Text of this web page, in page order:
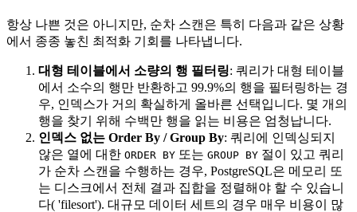
항상 나쁜 것은 아니지만, 순차 스캔은 특히 다음과 같은 상황
에서 종종 놓친 최적화 기회를 나타냅니다.
대형 테이블에서 소량의 행 필터링: 쿼리가 대형 테이블
에서 소수의 행만 반환하고 99.9%의 행을 필터링하는 경
우, 인덱스가 거의 확실하게 올바른 선택입니다. 몇 개의
행을 찾기 위해 수백만 행을 읽는 비용은 엄청납니다.
인덱스 없는 Order By / Group By: 쿼리에 인덱싱되지
않은 열에 대한 ORDER BY 또는 GROUP BY 절이 있고 쿼리
가 순차 스캔을 수행하는 경우, PostgreSQL은 메모리 또
는 디스크에서 전체 결과 집합을 정렬해야 할 수 있습니
다( 'filesort'). 대규모 데이터 세트의 경우 매우 비용이 많